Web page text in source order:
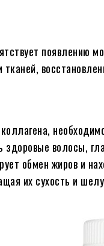
появлению
волосы,
обмен жиров и
их сухость и